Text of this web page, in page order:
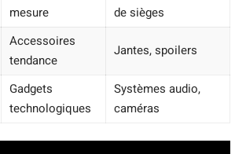
mesure
de sièges
Accessoires
tendance
Jantes, spoilers
Gadgets
technologiques
Systèmes audio,
caméras